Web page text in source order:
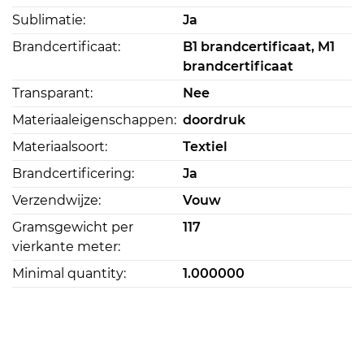
Sublimatie:
Ja
Brandcertificaat:
B1 brandcertificaat, M1
brandcertificaat
Transparant:
Nee
Materiaaleigenschappen: doordruk
Materiaalsoort:
Textiel
Brandcertificering:
Ja
Verzendwijze:
Vouw
Gramsgewicht per
vierkante meter:
117
Minimal quantity: 1.000000